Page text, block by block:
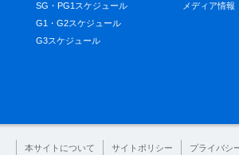
SG・PG1スケジュール
G1・G2スケジュール
G3スケジュール
メディア情報
本サイトについて サイトポリシー プライバシ